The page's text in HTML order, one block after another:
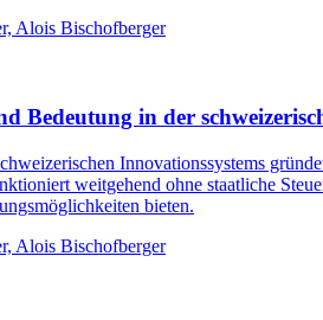
Alois Bischofberger
Bedeutung in der
Innovationssystems
weitgehend ohne staatliche
bieten.
Alois Bischofberger